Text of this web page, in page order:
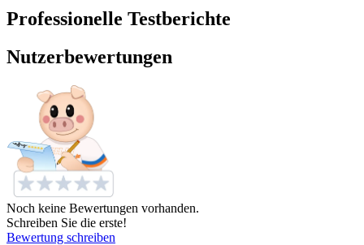
Professionelle Testberichte
Nutzerbewertungen
Noch keine Bewertungen vorhanden.
Schreiben Sie die erste!
Bewertung schreiben